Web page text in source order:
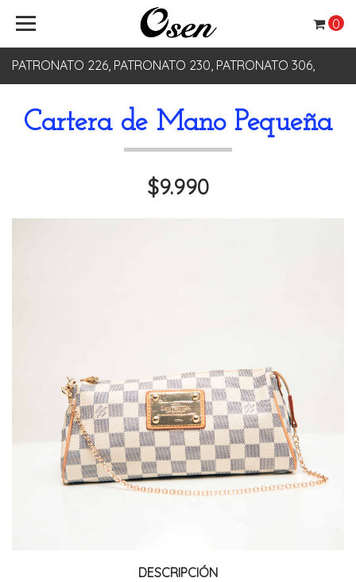
PATRONATO 226, PATRONATO 230, PATRONATO 306,
0
Cartera de Mano Pequeña
$9.990
DESCRIPCIÓN